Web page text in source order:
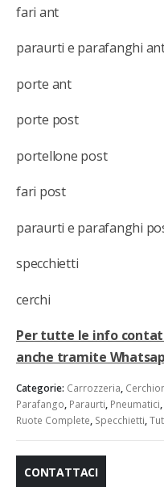
fari ant
paraurti e parafanghi
porte ant
porte post
portellone post
fari post
paraurti e parafanghi
specchietti
cerchi
Per tutte le info
anche tramite
Categorie: Carrozzeria,
Parafango, Paraurti, Pneumatici,
Ruote Complete, Specchietti,
CONTATTACI